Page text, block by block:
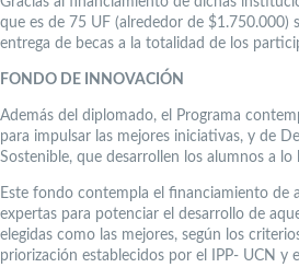
que es de 75 UF (alrededor de $1.750.000)
entrega de becas a la totalidad de los
FONDO DE INNOVACIÓN
Además del diplomado, el Programa
para impulsar las mejores iniciativas, y de
Sostenible, que desarrollen los alumnos a
Este fondo contempla el financiamiento de
expertas para potenciar el desarrollo de
elegidas como las mejores, según los
priorización establecidos por el IPP- UCN y